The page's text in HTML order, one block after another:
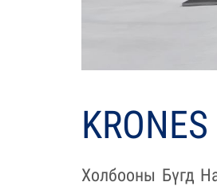
KRONES
Холбооны Бүгд